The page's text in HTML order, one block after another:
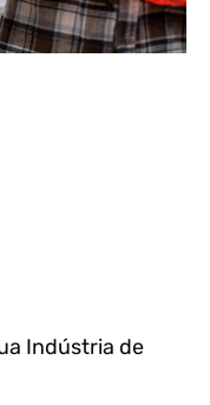
Indústria de